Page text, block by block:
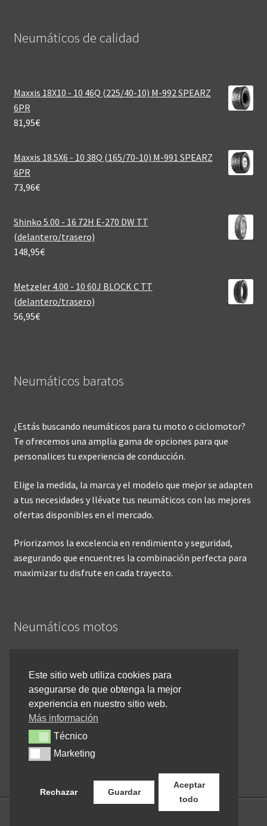
Neumáticos de calidad‎
Maxxis 18X10 - 10 46Q (225/40-10) M-992 SPEARZ
6PR
81,95€
Maxxis 18.5X6 - 10 38Q (165/70-10) M-991 SPEARZ
6PR
73,96€
Shinko 5.00 - 16 72H E-270 DW TT
(delantero/trasero)
148,95€
Metzeler 4.00 - 10 60J BLOCK C TT
(delantero/trasero)
56,95€
Neumáticos baratos
¿Estás buscando neumáticos para tu moto o ciclomotor?
Te ofrecemos una amplia gama de opciones para que
personalices tu experiencia de conducción.
Elige la medida, la marca y el modelo que mejor se adapten
a tus necesidades y llévate tus neumáticos con las mejores
ofertas disponibles en el mercado.
Priorizamos la excelencia en rendimiento y seguridad,
asegurando que encuentres la combinación perfecta para
maximizar tu disfrute en cada trayecto.
Neumáticos motos
Inicio
Cómo comprar online
Devoluciones y reembolsos
Cancelar pedido
Contacto
Este sitio web utiliza cookies para
asegurarse de que obtenga la mejor
experiencia en nuestro sitio web.
Más información
TécnicoTécnico
MarketingMarketing
Rechazar Guardar
Aceptar
todo